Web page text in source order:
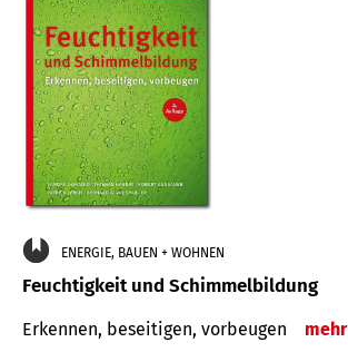
ENERGIE, BAUEN + WOHNEN
Feuchtigkeit und Schimmelbildung
Erkennen, beseitigen, vorbeugen mehr